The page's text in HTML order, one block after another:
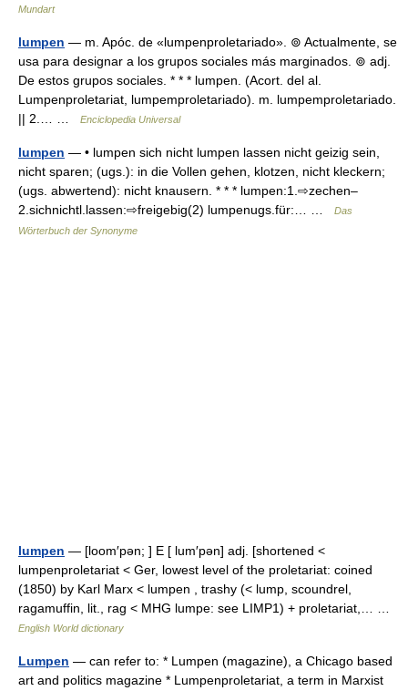
Mundart
lumpen — m. Apóc. de «lumpenproletariado». ⊚ Actualmente, se
usa para designar a los grupos sociales más marginados. ⊚ adj.
De estos grupos sociales. * * * lumpen. (Acort. del al.
Lumpenproletariat, lumpemproletariado). m. lumpemproletariado.
|| 2.… …
Enciclopedia Universal
lumpen — • lumpen sich nicht lumpen lassen nicht geizig sein,
nicht sparen; (ugs.): in die Vollen gehen, klotzen, nicht kleckern;
(ugs. abwertend): nicht knausern. * * * lumpen:1.⇨zechen–
2.sichnichtl.lassen:⇨freigebig(2) lumpenugs.für:… …
Das
Wörterbuch der Synonyme
lumpen — [loom′pən; ] E [ lum′pən] adj. [shortened <
lumpenproletariat < Ger, lowest level of the proletariat: coined
(1850) by Karl Marx < lumpen , trashy (< lump, scoundrel,
ragamuffin, lit., rag < MHG lumpe: see LIMP1) + proletariat,… …
English World dictionary
Lumpen — can refer to: * Lumpen (magazine), a Chicago based
art and politics magazine * Lumpenproletariat, a term in Marxist